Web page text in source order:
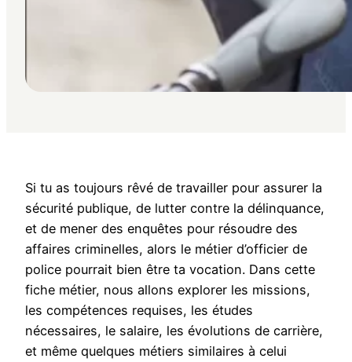
Si tu as toujours rêvé de travailler pour assurer la
sécurité publique, de lutter contre la délinquance,
et de mener des enquêtes pour résoudre des
affaires criminelles, alors le métier d’officier de
police pourrait bien être ta vocation. Dans cette
fiche métier, nous allons explorer les missions,
les compétences requises, les études
nécessaires, le salaire, les évolutions de carrière,
et même quelques métiers similaires à celui